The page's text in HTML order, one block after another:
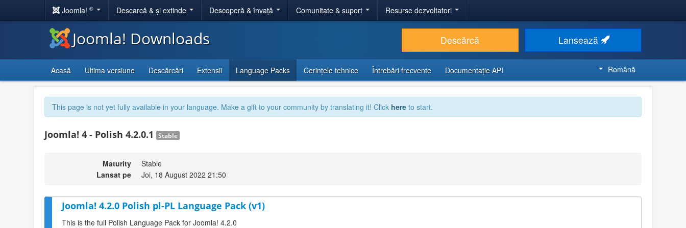
Joomla! ® Descarcă & și extinde Descoperă & învață Comunitate & suport Resurse dezvoltatori
Joomla! Downloads Descărcă Lansează
Acasă Ultima versiune Descărcări Extensii Language Packs Cerințele tehnice Întrebări frecvente Documentaţie API Română
This page is not yet fully available in your language. Make a gift to your community by translating it! Click here to start.
Joomla! 4 - Polish 4.2.0.1 Stable
Maturity
Stable
Lansat pe
Joi, 18 August 2022 21:50
Joomla! 4.2.0 Polish pl-PL Language Pack (v1)
This is the full Polish Language Pack for Joomla! 4.2.0